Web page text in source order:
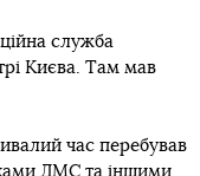
служба
Києва. Там мав
час перебував
ДМС та іншими